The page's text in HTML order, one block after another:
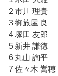
2.市川 理貴　
3.御旅屋 良
4.塚田 友郎　
5.新井 謙徳　
6.丸山 詢平　
7.佐々木 嵩穂